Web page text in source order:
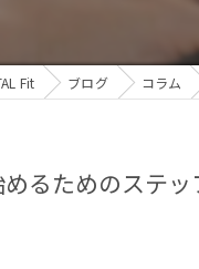
Fit ブログ コラム
るためのステ